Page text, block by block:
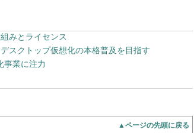
みとライセンス
デスクトップ仮想化の本格普及を目指す
事業に注力
▲ページの先頭に戻る